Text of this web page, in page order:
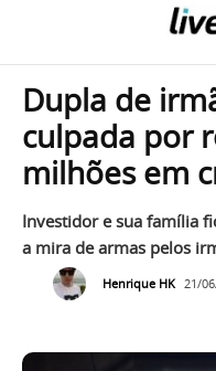
Dupla de
culpada por
milhões em
Investidor e sua família
a mira de armas pelos
Henrique HK 21/